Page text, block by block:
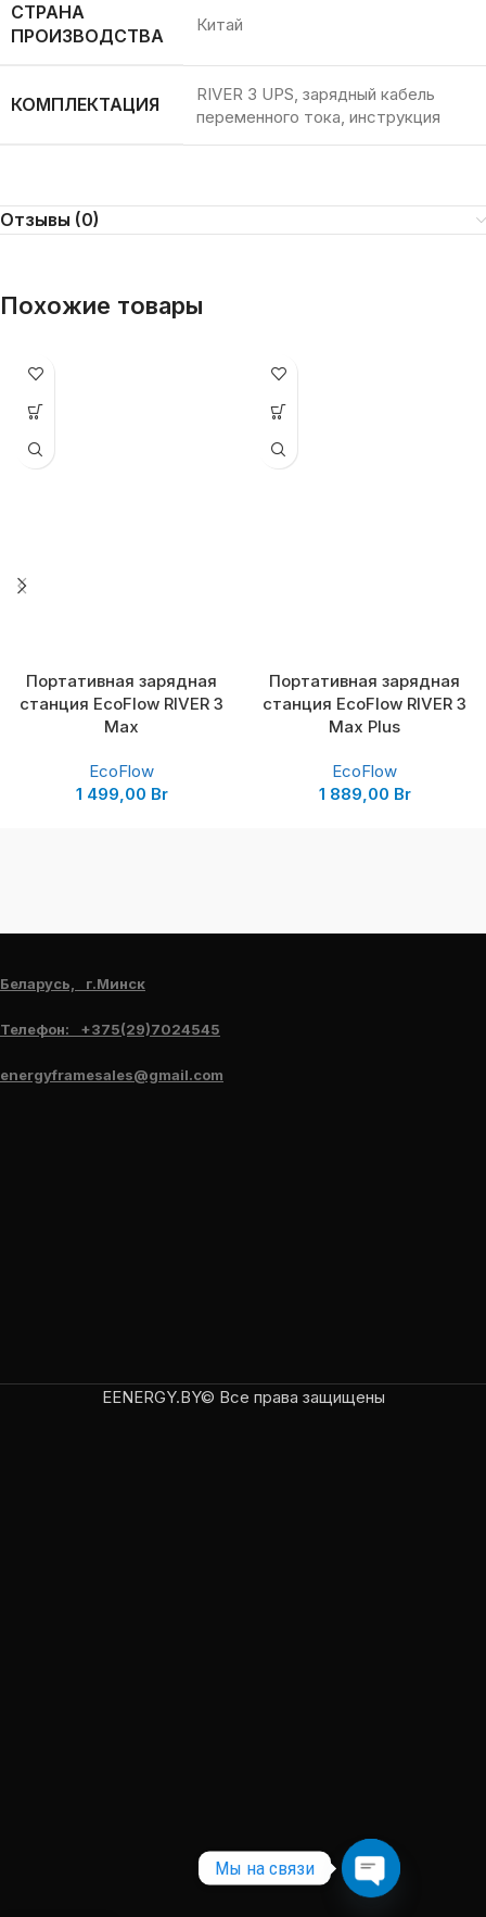
СТРАНА
ПРОИЗВОДСТВА
Китай
КОМПЛЕКТАЦИЯ
RIVER 3 UPS, зарядный кабель
переменного тока, инструкция
Отзывы (0)
Похожие товары
Портативная зарядная
станция EcoFlow RIVER 3
Max
EcoFlow
1 499,00 Br
Портативная зарядная
станция EcoFlow RIVER 3
Max Plus
EcoFlow
1 889,00 Br
Беларусь, г.Минск
Телефон: +375(29)7024545
energyframesales@gmail.com
EENERGY.BY© Все права защищены
Мы на связи